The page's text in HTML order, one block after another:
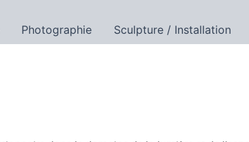
Photographie Sculpture / Installation